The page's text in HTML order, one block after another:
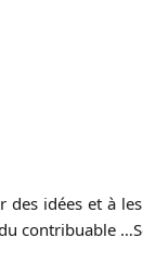
idées et à
contribuable